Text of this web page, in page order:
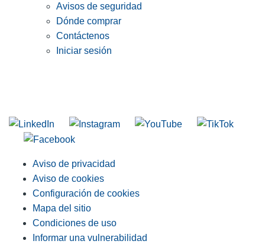
Avisos de seguridad
Dónde comprar
Contáctenos
Iniciar sesión
Aviso de privacidad
Aviso de cookies
Configuración de cookies
Mapa del sitio
Condiciones de uso
Informar una vulnerabilidad